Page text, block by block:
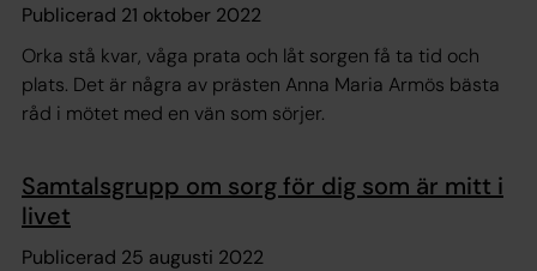
Publicerad 21 oktober 2022
Orka stå kvar, våga prata och låt sorgen få ta tid och
plats. Det är några av prästen Anna Maria Armös bästa
råd i mötet med en vän som sörjer.
Samtalsgrupp om sorg för dig som är mitt i
livet
Publicerad 25 augusti 2022